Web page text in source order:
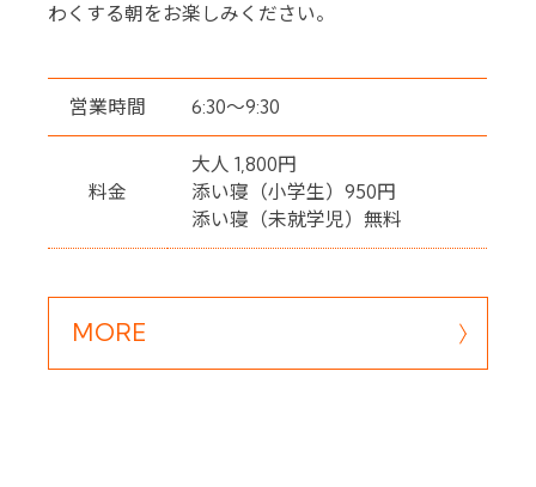
わくする朝をお楽しみください。
営業時間 6:30～9:30
料金
大人 1,800円
添い寝（小学生）950円
添い寝（未就学児）無料
MORE